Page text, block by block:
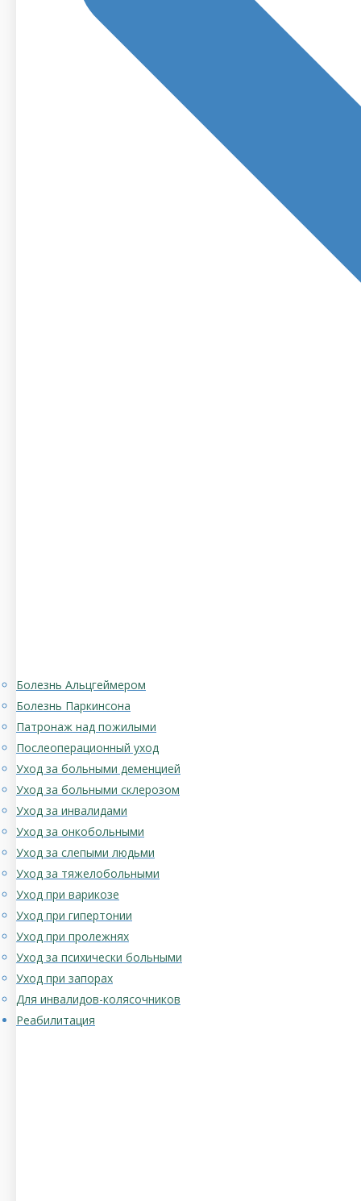
Болезнь Альцгеймером
Болезнь Паркинсона
Патронаж над пожилыми
Послеоперационный уход
Уход за больными деменцией
Уход за больными склерозом
Уход за инвалидами
Уход за онкобольными
Уход за слепыми людьми
Уход за тяжелобольными
Уход при варикозе
Уход при гипертонии
Уход при пролежнях
Уход за психически больными
Уход при запорах
Для инвалидов-колясочников
Реабилитация